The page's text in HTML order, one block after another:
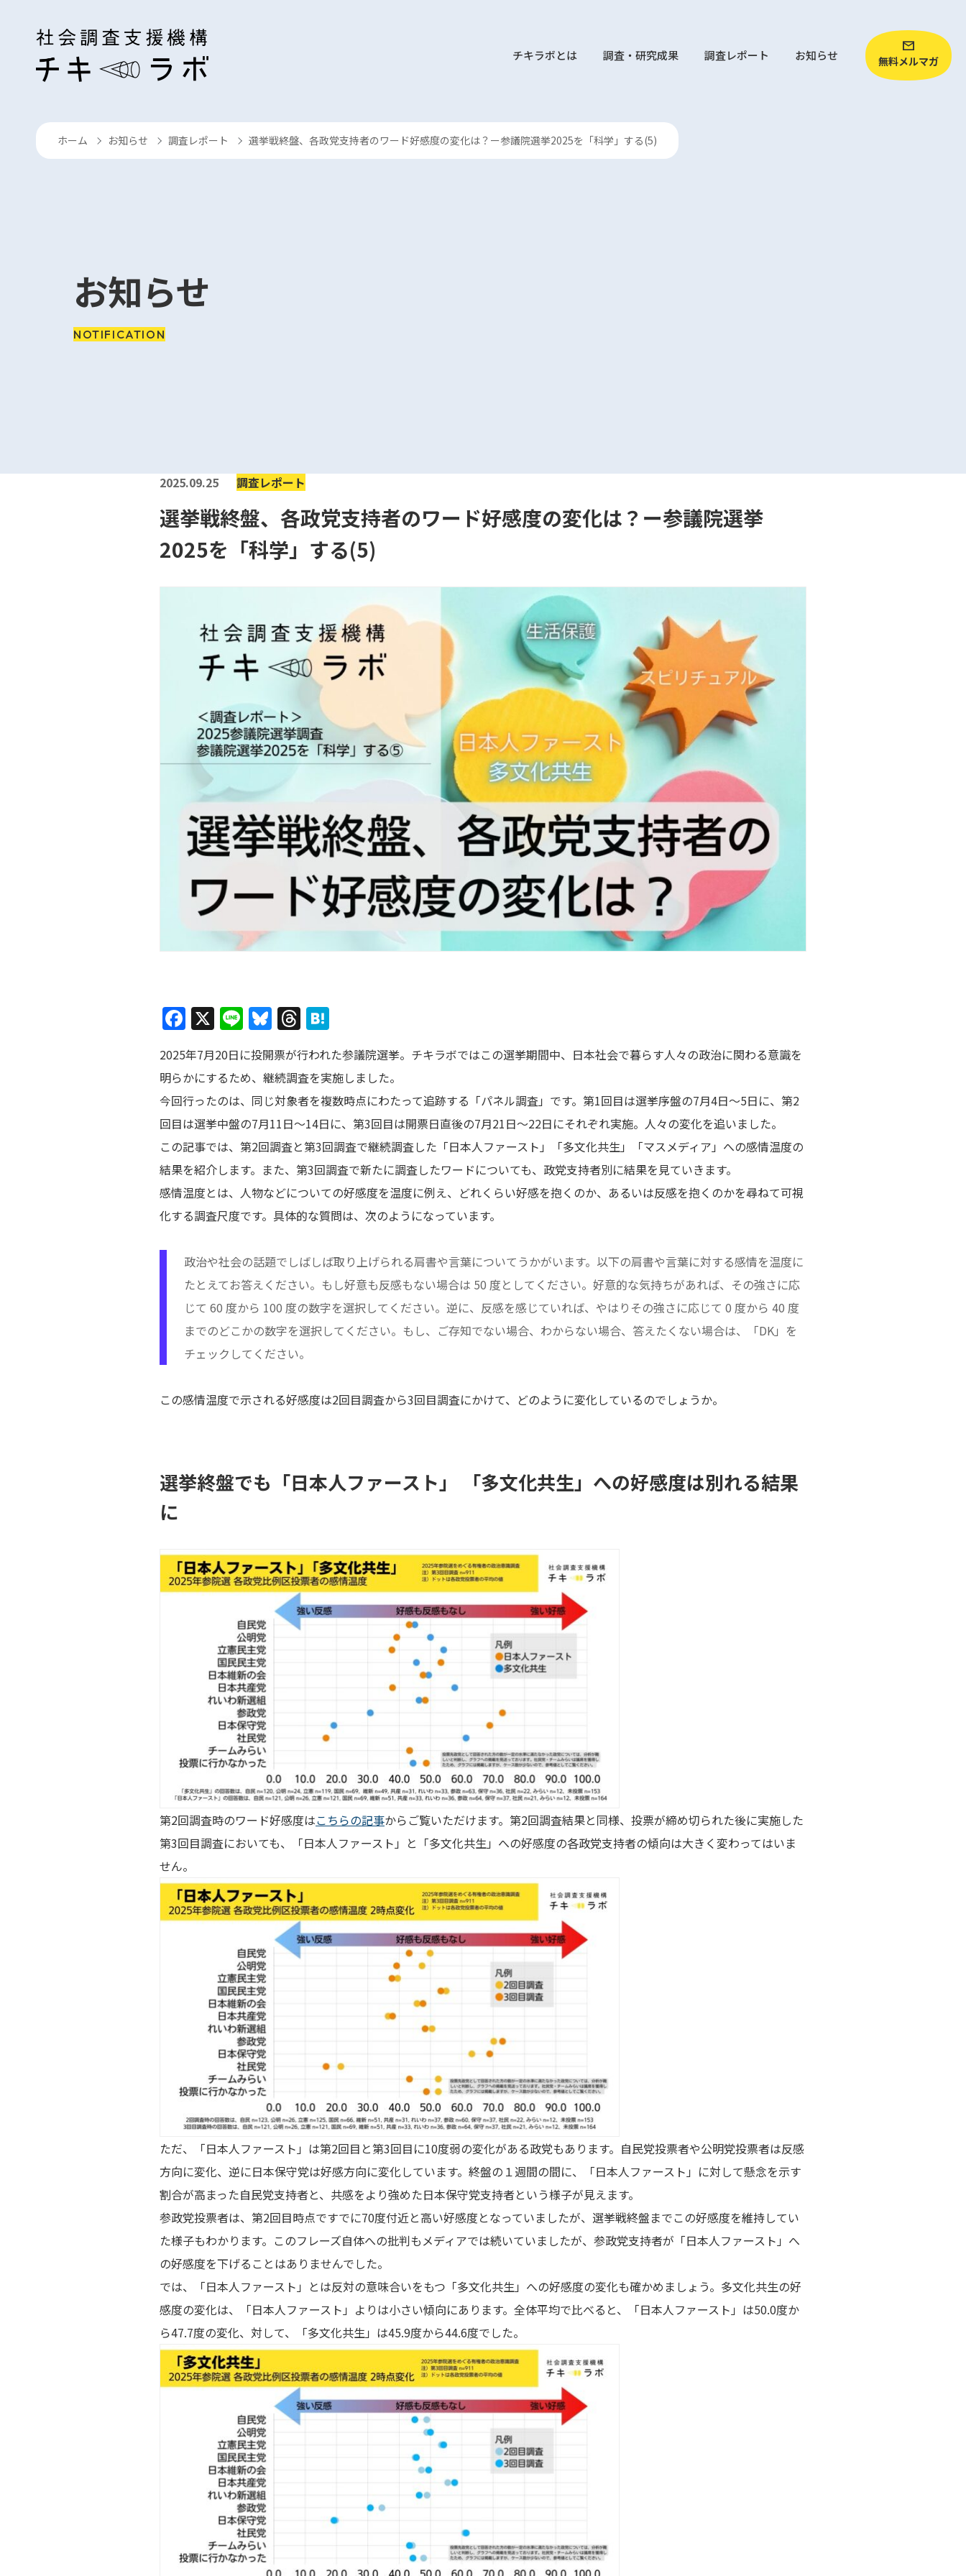
コンテンツへスキップ
チキラボとは 調査・研究成果 調査レポート お知らせ 無料メルマガ
ホーム お知らせ 調査レポート 選挙戦終盤、各政党支持者のワード好感度の変化は？ー参議院選挙2025を「科学」する(5)
お知らせ
NOTIFICATION
2025.09.25 調査レポート
選挙戦終盤、各政党支持者のワード好感度の変化は？ー参議院選挙
2025を「科学」する(5)
F
a
c
e
b
o
o
k
X Li
n
e
Bl
u
e
s
k
y
T
h
re
a
d
s
at
e
n
a
2025年7月20日に投開票が行われた参議院選挙。チキラボではこの選挙期間中、日本社会で暮らす人々の政治に関わる意識を
明らかにするため、継続調査を実施しました。
今回行ったのは、同じ対象者を複数時点にわたって追跡する「パネル調査」です。第1回目は選挙序盤の7月4日～5日に、第2
回目は選挙中盤の7月11日～14日に、第3回目は開票日直後の7月21日～22日にそれぞれ実施。人々の変化を追いました。
この記事では、第2回調査と第3回調査で継続調査した「日本人ファースト」「多文化共生」「マスメディア」への感情温度の
結果を紹介します。また、第3回調査で新たに調査したワードについても、政党支持者別に結果を見ていきます。
感情温度とは、人物などについての好感度を温度に例え、どれくらい好感を抱くのか、あるいは反感を抱くのかを尋ねて可視
化する調査尺度です。具体的な質問は、次のようになっています。
政治や社会の話題でしばしば取り上げられる肩書や言葉についてうかがいます。以下の肩書や言葉に対する感情を温度に
たとえてお答えください。もし好意も反感もない場合は 50 度としてください。好意的な気持ちがあれば、その強さに応
じて 60 度から 100 度の数字を選択してください。逆に、反感を感じていれば、やはりその強さに応じて 0 度から 40 度
までのどこかの数字を選択してください。もし、ご存知でない場合、わからない場合、答えたくない場合は、「DK」を
チェックしてください。
この感情温度で示される好感度は2回目調査から3回目調査にかけて、どのように変化しているのでしょうか。
選挙終盤でも「日本人ファースト」 「多文化共生」への好感度は別れる結果
に
第2回調査時のワード好感度はこちらの記事からご覧いただけます。第2回調査結果と同様、投票が締め切られた後に実施した
第3回目調査においても、「日本人ファースト」と「多文化共生」への好感度の各政党支持者の傾向は大きく変わってはいま
せん。
ただ、「日本人ファースト」は第2回目と第3回目に10度弱の変化がある政党もあります。自民党投票者や公明党投票者は反感
方向に変化、逆に日本保守党は好感方向に変化しています。終盤の１週間の間に、「日本人ファースト」に対して懸念を示す
割合が高まった自民党支持者と、共感をより強めた日本保守党支持者という様子が見えます。
参政党投票者は、第2回目時点ですでに70度付近と高い好感度となっていましたが、選挙戦終盤までこの好感度を維持してい
た様子もわかります。このフレーズ自体への批判もメディアでは続いていましたが、参政党支持者が「日本人ファースト」へ
の好感度を下げることはありませんでした。
では、「日本人ファースト」とは反対の意味合いをもつ「多文化共生」への好感度の変化も確かめましょう。多文化共生の好
感度の変化は、「日本人ファースト」よりは小さい傾向にあります。全体平均で比べると、「日本人ファースト」は50.0度か
ら47.7度の変化、対して、「多文化共生」は45.9度から44.6度でした。